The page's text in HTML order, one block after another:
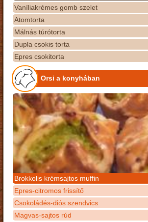
Vaníliakrémes gomb szelet
Atomtorta
Málnás túrótorta
Dupla csokis torta
Epres csokitorta
Orsi a konyhában
Brokkolis krémsajtos muffin
Epres-citromos frissítő
Csokoládés-diós szendvics
Magvas-sajtos rúd